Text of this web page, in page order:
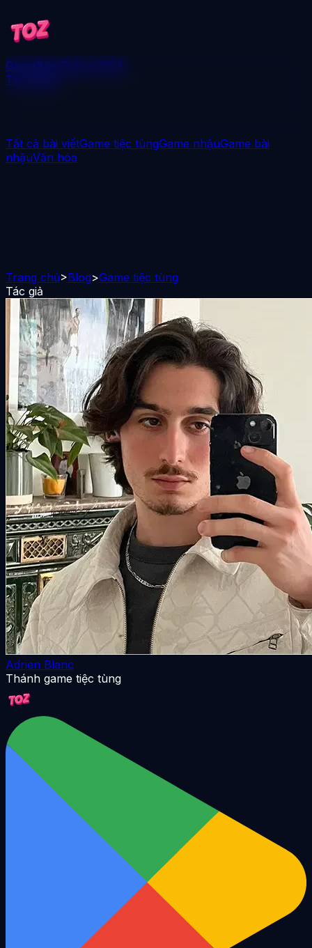
GameBlogThắng 250$
Tải xuống
Tất cả bài viếtGame tiệc tùngGame nhậuGame bài
nhậuVăn hóa
Trang chủ>Blog>Game tiệc tùng
Tác giả
Adrien Blanc
Thánh game tiệc tùng